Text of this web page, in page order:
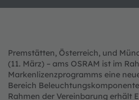
Premstätten, Österreich, und
(11. März) – ams OSRAM ist im
Markenlizenzprogramms eine
Bereich
Rahmen der Vereinbarung erhält